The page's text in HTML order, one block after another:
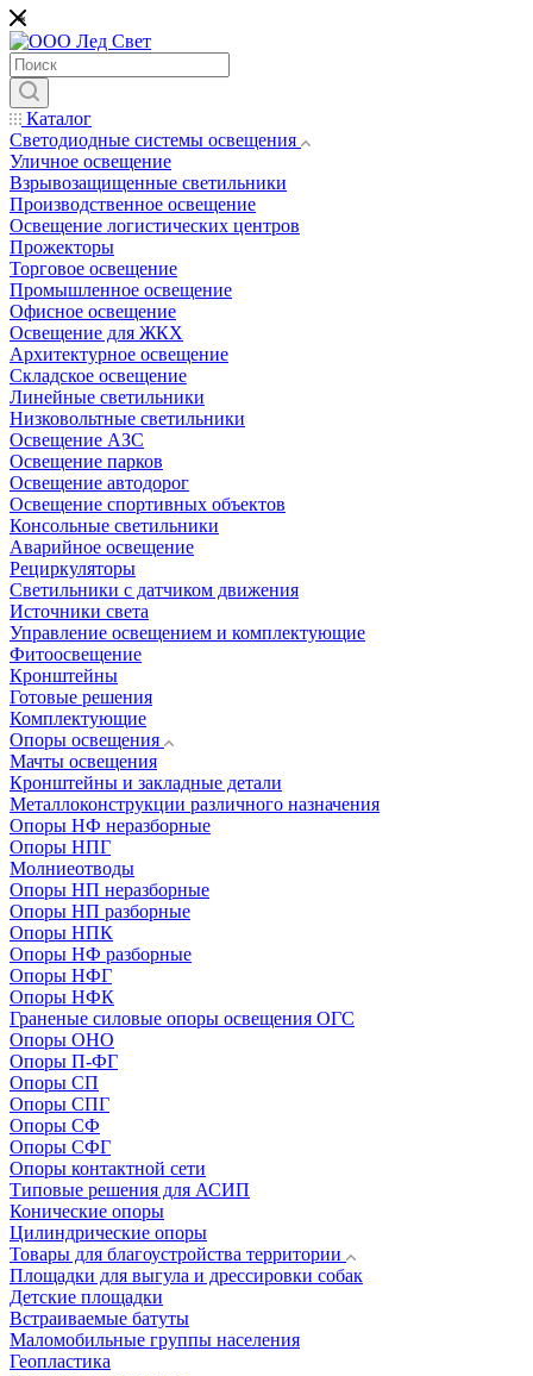
Каталог
Светодиодные системы освещения
Уличное освещение
Взрывозащищенные светильники
Производственное освещение
Освещение логистических центров
Прожекторы
Торговое освещение
Промышленное освещение
Офисное освещение
Освещение для ЖКХ
Архитектурное освещение
Складское освещение
Линейные светильники
Низковольтные светильники
Освещение АЗС
Освещение парков
Освещение автодорог
Освещение спортивных объектов
Консольные светильники
Аварийное освещение
Рециркуляторы
Светильники с датчиком движения
Источники света
Управление освещением и комплектующие
Фитоосвещение
Кронштейны
Готовые решения
Комплектующие
Опоры освещения
Мачты освещения
Кронштейны и закладные детали
Металлоконструкции различного назначения
Опоры НФ неразборные
Опоры НПГ
Молниеотводы
Опоры НП неразборные
Опоры НП разборные
Опоры НПК
Опоры НФ разборные
Опоры НФГ
Опоры НФК
Граненые силовые опоры освещения ОГС
Опоры ОНО
Опоры П-ФГ
Опоры СП
Опоры СПГ
Опоры СФ
Опоры СФГ
Опоры контактной сети
Типовые решения для АСИП
Конические опоры
Цилиндрические опоры
Товары для благоустройства территории
Площадки для выгула и дрессировки собак
Детские площадки
Встраиваемые батуты
Маломобильные группы населения
Геопластика
*